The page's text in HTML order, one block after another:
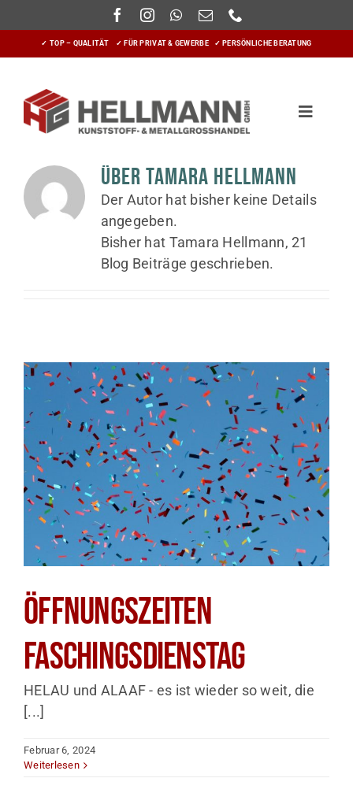
Inhalt
✓ TOP – QUALITÄT ✓ FÜR PRIVAT & GEWERBE ✓ PERSÖNLICHE BERATUNG
Toggle
Sortiment
Kontakt
SHOP
Über Tamara Hellmann
Der Autor hat bisher keine Details
angegeben.
Bisher hat Tamara Hellmann, 21
Blog Beiträge geschrieben.
Öffnungszeiten
Faschingsdienstag
HELAU und ALAAF - es ist wieder so weit, die
[...]
Februar 6, 2024
Weiterlesen